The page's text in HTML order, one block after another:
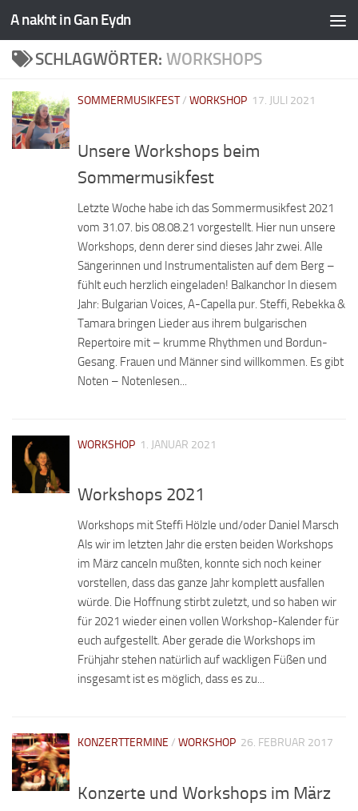
A nakht in Gan Eydn
SCHLAGWÖRTER: WORKSHOPS
SOMMERMUSIKFEST/ WORKSHOP 17. JULI 2021
Unsere Workshops beim
Sommermusikfest
Letzte Woche habe ich das Sommermusikfest 2021
vom 31.07. bis 08.08.21 vorgestellt. Hier nun unsere
Workshops, denn derer sind dieses Jahr zwei. Alle
Sängerinnen und Instrumentalisten auf dem Berg –
fühlt euch herzlich eingeladen! Balkanchor In diesem
Jahr: Bulgarian Voices, A-Capella pur. Steffi, Rebekka &
Tamara bringen Lieder aus ihrem bulgarischen
Repertoire mit – krumme Rhythmen und Bordun-
Gesang. Frauen und Männer sind willkommen. Es gibt
Noten – Notenlesen...
WORKSHOP 1. JANUAR 2021
Workshops 2021
Workshops mit Steffi Hölzle und/oder Daniel Marsch
Als wir im letzten Jahr die ersten beiden Workshops
im März canceln mußten, konnte sich noch keiner
vorstellen, dass das ganze Jahr komplett ausfallen
würde. Die Hoffnung stirbt zuletzt, und so haben wir
für 2021 wieder einen vollen Workshop-Kalender für
euch aufgestellt. Aber gerade die Workshops im
Frühjahr stehen natürlich auf wackligen Füßen und
insgesamt ist es möglich, dass es zu...
KONZERTTERMINE / WORKSHOP 26. FEBRUAR 2017
Konzerte und Workshops im März